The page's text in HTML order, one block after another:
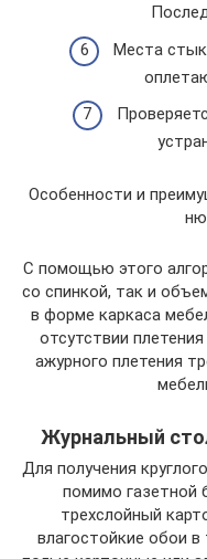
Места
Особенности и
С помощью этого
со спинкой, так и
в форме каркаса
отсутствии
ажурного плетения
Журнальный
Для получения
помимо газетной
трехслойный
влагостойкие обои